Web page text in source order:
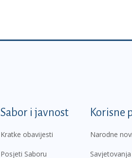
Sabor i javnost
Kratke obavijesti
Posjeti Saboru
Korisne
Narodne